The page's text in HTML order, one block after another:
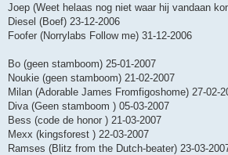
Joep (Weet helaas nog niet waar hij vandaan
Diesel (Boef) 23-12-2006
Foofer (Norrylabs Follow me) 31-12-2006
Bo (geen stamboom) 25-01-2007
Noukie (geen stamboom) 21-02-2007
Milan (Adorable James Fromfigoshome) 27-02-
Diva (Geen stamboom ) 05-03-2007
Bess (code de honor ) 21-03-2007
Mexx (kingsforest ) 22-03-2007
Ramses (Blitz from the Dutch-beater) 23-03-